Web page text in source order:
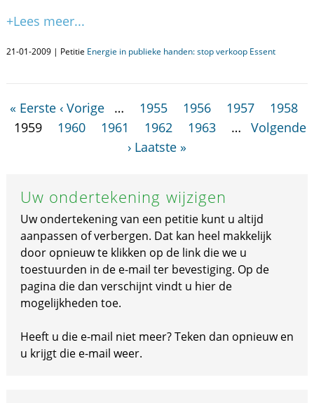
+Lees meer...
21-01-2009 | Petitie Energie in publieke handen: stop verkoop Essent
« Eerste ‹ Vorige … 1955 1956 1957
1958
1959
1960 1961 1962 1963 …
Volgende
› Laatste »
Uw ondertekening wijzigen
Uw ondertekening van een petitie kunt u altijd
aanpassen of verbergen. Dat kan heel makkelijk
door opnieuw te klikken op de link die we u
toestuurden in de e-mail ter bevestiging. Op de
pagina die dan verschijnt vindt u hier de
mogelijkheden toe.
Heeft u die e-mail niet meer? Teken dan opnieuw en
u krijgt die e-mail weer.